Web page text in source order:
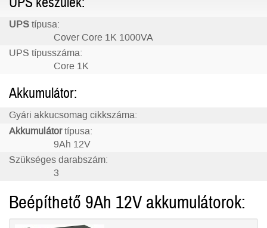
UPS típusa:
Cover Core 1K 1000VA
UPS típusszáma:
Core 1K
Akkumulátor:
Gyári akkucsomag cikkszáma:
Akkumulátortípusa:
9Ah 12V
Szükséges darabszám:
3
Beépíthető 9Ah 12V akkumulátorok: